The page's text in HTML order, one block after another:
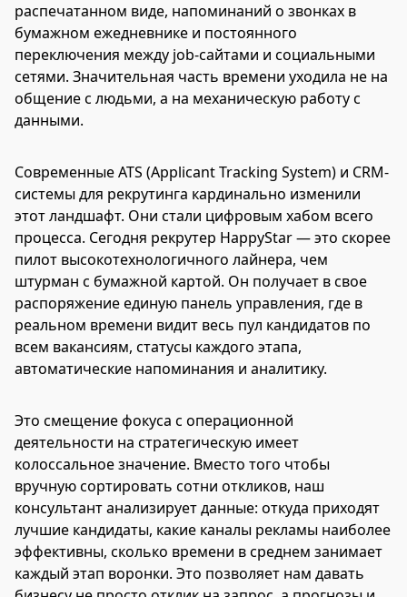
распечатанном виде, напоминаний о звонках в
бумажном ежедневнике и постоянного
переключения между job-сайтами и социальными
сетями. Значительная часть времени уходила не на
общение с людьми, а на механическую работу с
данными.
Современные ATS (Applicant Tracking System) и CRM-
системы для рекрутинга кардинально изменили
этот ландшафт. Они стали цифровым хабом всего
процесса. Сегодня рекрутер HappyStar — это скорее
пилот высокотехнологичного лайнера, чем
штурман с бумажной картой. Он получает в свое
распоряжение единую панель управления, где в
реальном времени видит весь пул кандидатов по
всем вакансиям, статусы каждого этапа,
автоматические напоминания и аналитику.
Это смещение фокуса с операционной
деятельности на стратегическую имеет
колоссальное значение. Вместо того чтобы
вручную сортировать сотни откликов, наш
консультант анализирует данные: откуда приходят
лучшие кандидаты, какие каналы рекламы наиболее
эффективны, сколько времени в среднем занимает
каждый этап воронки. Это позволяет нам давать